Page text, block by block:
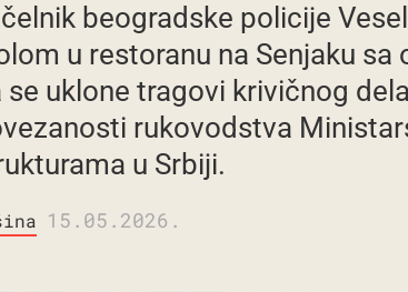
beogradske policije
u restoranu na Senjaku
se uklone tragovi krivičnog
rukovodstva
u Srbiji.
15.05.2026.